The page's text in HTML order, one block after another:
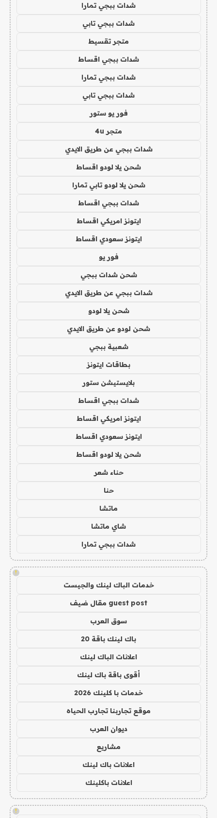
شدات ببجي تمارا
شدات ببجي تابي
متجر تقسيط
شدات ببجي اقساط
شدات ببجي تمارا
شدات ببجي تابي
فور يو ستور
متجر 4u
شدات ببجي عن طريق الايدي
شحن يلا لودو اقساط
شحن يلا لودو تابي تمارا
شدات ببجي اقساط
ايتونز امريكي اقساط
ايتونز سعودي اقساط
فور يو
شحن شدات ببجي
شدات ببجي عن طريق الايدي
شحن يلا لودو
شحن لودو عن طريق الايدي
شعبية ببجي
بطاقات ايتونز
بلايستيشن ستور
شدات ببجي اقساط
ايتونز امريكي اقساط
ايتونز سعودي اقساط
شحن يلا لودو اقساط
حناء شعر
حنا
ماتشا
شاي ماتشا
شدات ببجي تمارا
!
خدمات الباك لينك والجيست
guest post مقال ضيف
سوق العرب
باك لينك باقة 20
اعلانات الباك لينك
أقوى باقة باك لينك
خدمات با كلينك 2026
موقع تجاربنا تجارب الحياه
ديوان العرب
مشاريع
اعلانات باك لينك
اعلانات باكلينك
!